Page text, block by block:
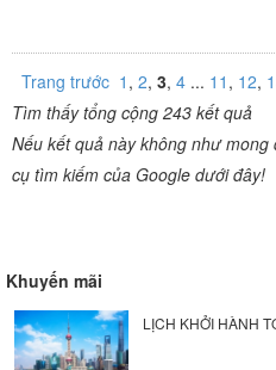
Trang trước 1 , 2, 3, 4 ... 11 , 12,
Tìm thấy tổng cộng 243 kết quả
Nếu kết quả này không như
cụ tìm kiếm của Google dưới đây!
Khuyến mãi
LỊCH KHỞI HÀNH